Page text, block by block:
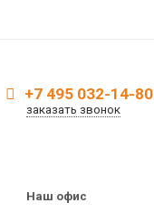
+7 495 032-14-80
заказать звонок
Наш офис